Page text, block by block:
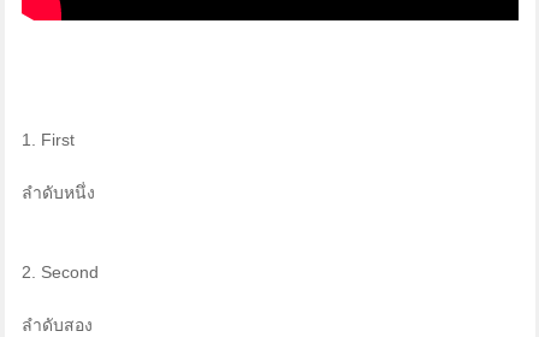
1. First
ลำดับหนึ่ง
2. Second
ลำดับสอง